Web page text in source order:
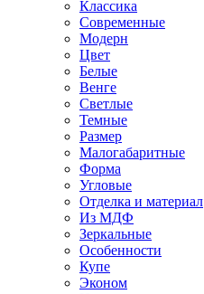
Классика
Современные
Модерн
Цвет
Белые
Венге
Светлые
Темные
Размер
Малогабаритные
Форма
Угловые
Отделка и материал
Из МДФ
Зеркальные
Особенности
Купе
Эконом